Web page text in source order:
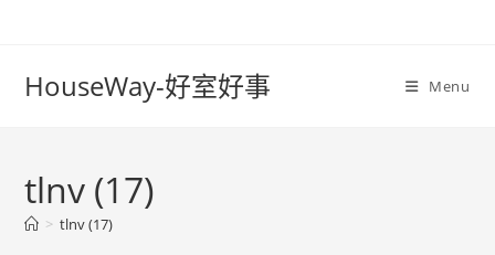
HouseWay-好室好事 Menu
tlnv (17)
> tlnv (17)